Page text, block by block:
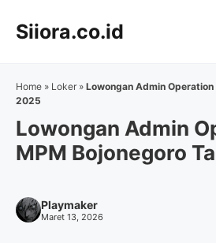
Siiora.co.id
Home » Loker » Lowongan Admin Operation
2025
Lowongan Admin
MPM Bojonegoro
Playmaker
Maret 13, 2026